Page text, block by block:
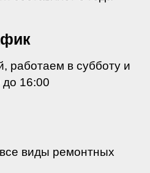
работаем в субботу и
до 16:00
виды ремонтных